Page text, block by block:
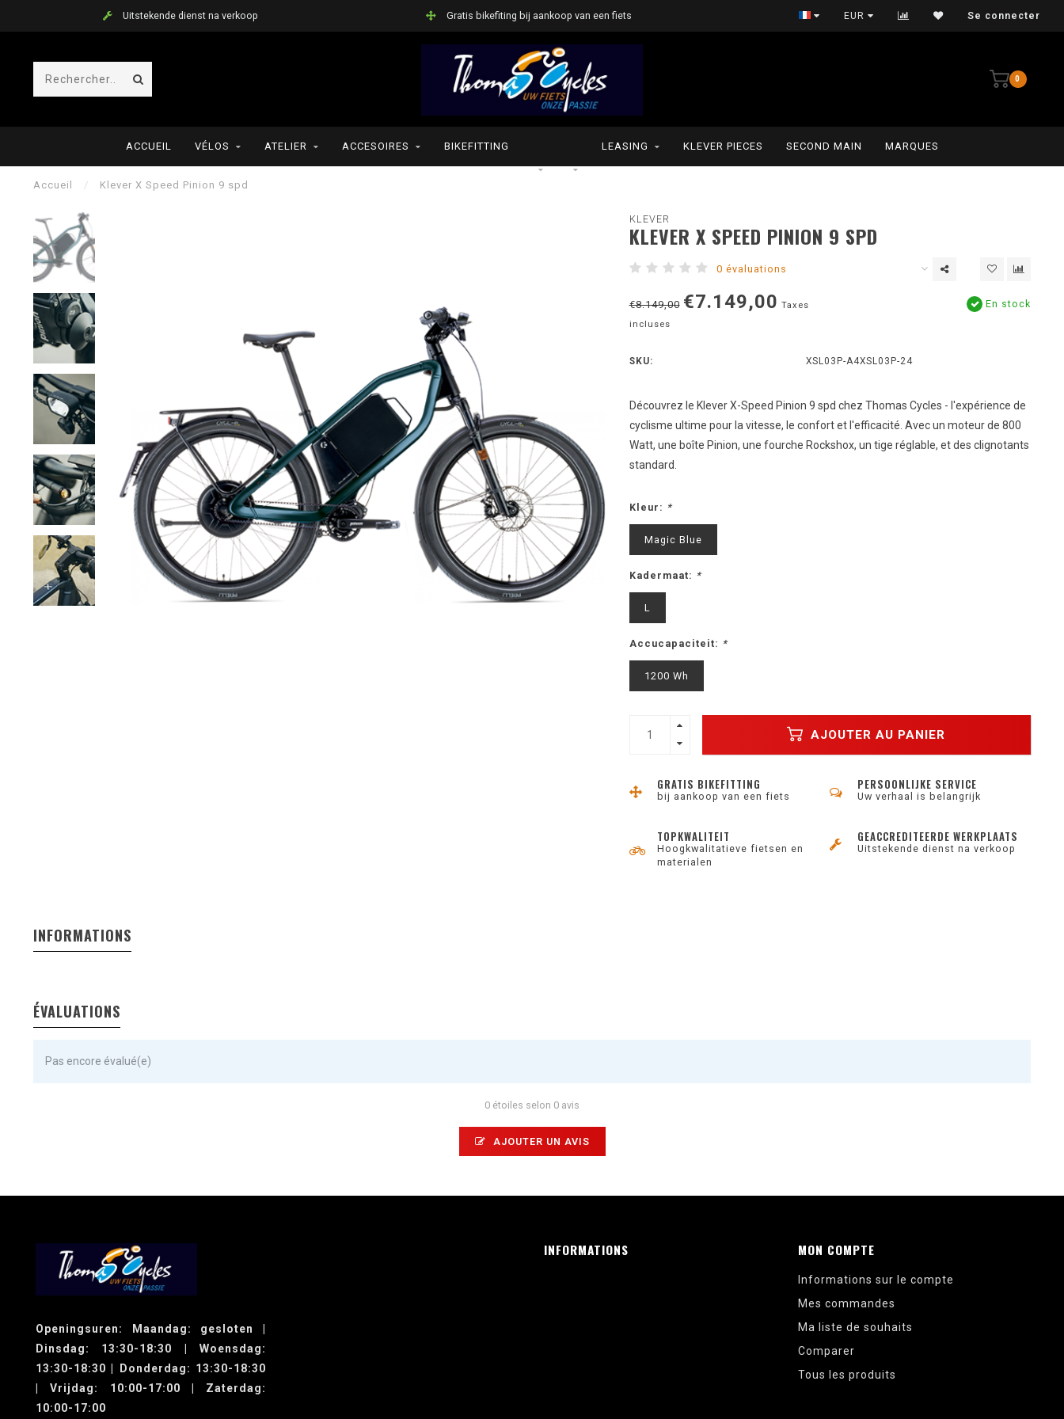
Uitstekende dienst na verkoop Gratis bikefiting bij aankoop van een fiets Persoonlijke service
EUR Se connecter
0
ACCUEIL VÉLOS ATELIER ACCESOIRES BIKEFITTING LEASING KLEVER PIECES SECOND MAIN MARQUES
Accueil / Klever X Speed Pinion 9 spd
KLEVER
KLEVER X SPEED PINION 9 SPD
0 évaluations
€8.149,00 €7.149,00 Taxes
incluses
En stock
SKU: XSL03P-A4XSL03P-24
Découvrez le Klever X-Speed Pinion 9 spd chez Thomas Cycles - l'expérience de
cyclisme ultime pour la vitesse, le confort et l'efficacité. Avec un moteur de 800
Watt, une boîte Pinion, une fourche Rockshox, un tige réglable, et des clignotants
standard.
Kleur: *
Magic Blue
Kadermaat: *
L
Accucapaciteit: *
1200 Wh
AJOUTER AU PANIER
GRATIS BIKEFITTING
bij aankoop van een fiets
PERSOONLIJKE SERVICE
Uw verhaal is belangrijk
TOPKWALITEIT
Hoogkwalitatieve fietsen en
materialen
GEACCREDITEERDE WERKPLAATS
Uitstekende dienst na verkoop
INFORMATIONS
ÉVALUATIONS
Pas encore évalué(e)
0 étoiles selon 0 avis
AJOUTER UN AVIS
Openingsuren: Maandag: gesloten |
Dinsdag: 13:30-18:30 | Woensdag:
13:30-18:30 | Donderdag: 13:30-18:30
| Vrijdag: 10:00-17:00 | Zaterdag:
10:00-17:00
INFORMATIONS MON COMPTE
Informations sur le compte
Mes commandes
Ma liste de souhaits
Comparer
Tous les produits